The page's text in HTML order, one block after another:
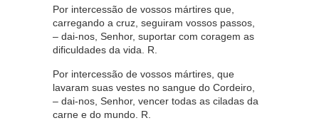
Por intercessão de vossos mártires que,
carregando a cruz, seguiram vossos passos,
– dai-nos, Senhor, suportar com coragem as
dificuldades da vida. R.
Por intercessão de vossos mártires, que
lavaram suas vestes no sangue do Cordeiro,
– dai-nos, Senhor, vencer todas as ciladas da
carne e do mundo. R.